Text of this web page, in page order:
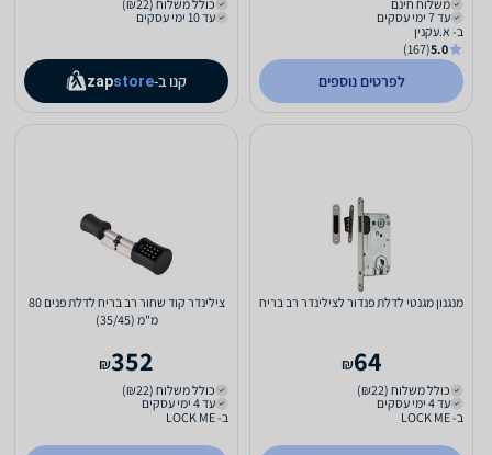
משלוח חינם
עד 7 ימי עסקים
ב- א.עקנין
5.0
(167)
לפרטים נוספים
כולל משלוח (₪22)
עד 10 ימי עסקים
קנו ב- zapstore
מנגנון מגנטי לדלת פנדור לצילינדר רב בריח
64
₪
כולל משלוח (₪22)
עד 4 ימי עסקים
ב- LOCK ME
צילינדר קוד שחור רב בריח לדלת פנים 80
מ"מ (35/45)
352
₪
כולל משלוח (₪22)
עד 4 ימי עסקים
ב- LOCK ME